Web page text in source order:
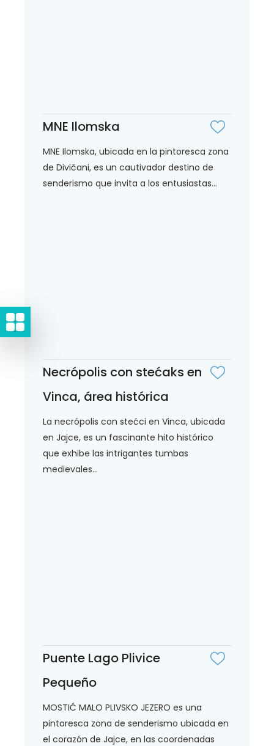
MNE Ilomska
MNE Ilomska, ubicada en la pintoresca zona
de Divičani, es un cautivador destino de
senderismo que invita a los entusiastas...
Necrópolis con stećaks en
Vinca, área histórica
La necrópolis con stećci en Vinca, ubicada
en Jajce, es un fascinante hito histórico
que exhibe las intrigantes tumbas
medievales...
Puente Lago Plivice
Pequeño
MOSTIĆ MALO PLIVSKO JEZERO es una
pintoresca zona de senderismo ubicada en
el corazón de Jajce, en las coordenadas